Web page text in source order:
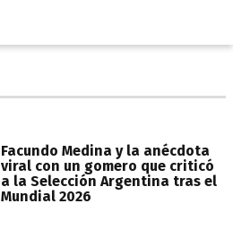
Facundo Medina y la anécdota
viral con un gomero que criticó
a la Selección Argentina tras el
Mundial 2026